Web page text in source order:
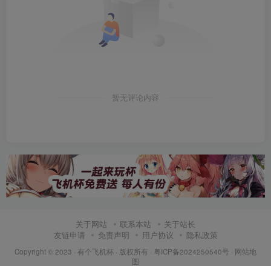
暂无评论内容
关于网站 联系本站
关于站长
友链申请
免责声明 用户协议 隐私政策
Copyright © 2023 · 有个飞机杯 · 版权所有 · 粤ICP备2024250540号 · 网站地
图